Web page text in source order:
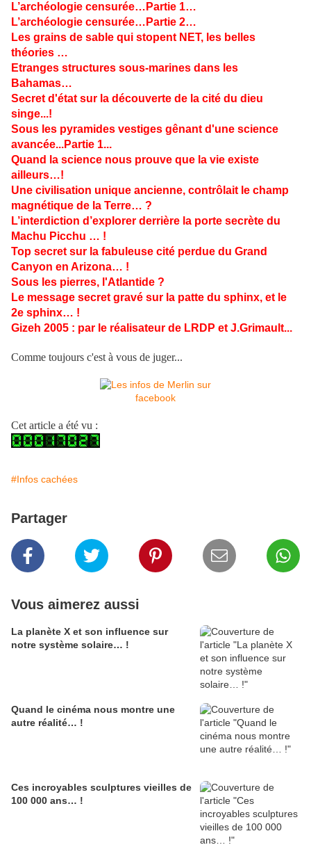
L’archéologie censurée…Partie 1…
L’archéologie censurée…Partie 2…
Les grains de sable qui stopent NET, les belles
théories …
Etranges structures sous-marines dans les
Bahamas…
Secret d'état sur la découverte de la cité du dieu
singe...!
Sous les pyramides vestiges gênant d'une science
avancée...Partie 1...
Quand la science nous prouve que la vie existe
ailleurs…!
Une civilisation unique ancienne, contrôlait le champ
magnétique de la Terre… ?
L’interdiction d’explorer derrière la porte secrète du
Machu Picchu … !
Top secret sur la fabuleuse cité perdue du Grand
Canyon en Arizona… !
Sous les pierres, l'Atlantide ?
Le message secret gravé sur la patte du sphinx, et le
2e sphinx… !
Gizeh 2005 : par le réalisateur de LRDP et J.Grimault...
Comme toujours c'est à vous de juger...
Cet article a été vu :
#Infos cachées
Partager
Vous aimerez aussi
La planète X et son influence sur
notre système solaire… !
Quand le cinéma nous montre une
autre réalité… !
Ces incroyables sculptures vieilles de
100 000 ans… !